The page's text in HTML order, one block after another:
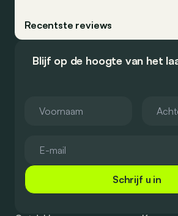
Recentste reviews
Blijf op de hoogte van het
Schrijf u in